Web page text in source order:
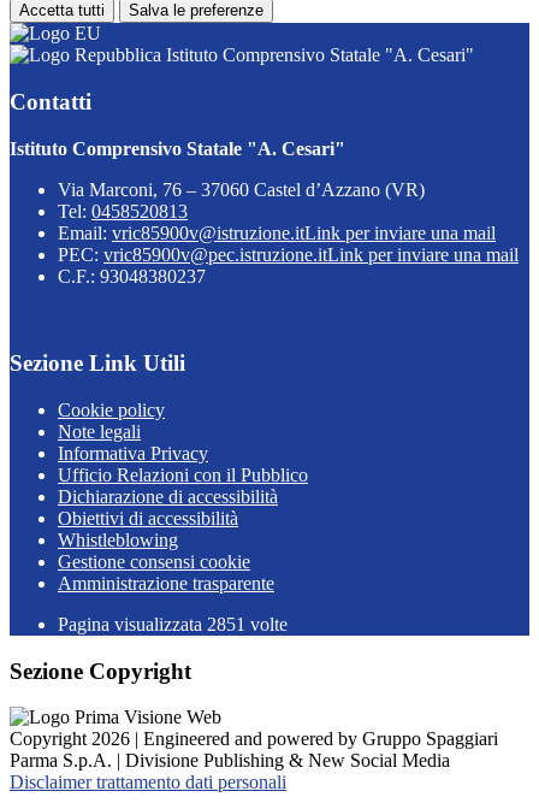
Accetta tutti Salva le preferenze
Istituto Comprensivo Statale "A. Cesari"
Contatti
Istituto Comprensivo Statale "A. Cesari"
Via Marconi, 76 – 37060 Castel d’Azzano (VR)
Tel: 0458520813
Email: vric85900v@istruzione.itLink per inviare una mail
PEC: vric85900v@pec.istruzione.itLink per inviare una mail
C.F.: 93048380237
Sezione Link Utili
Cookie policy
Note legali
Informativa Privacy
Ufficio Relazioni con il Pubblico
Dichiarazione di accessibilità
Obiettivi di accessibilità
Whistleblowing
Gestione consensi cookie
Amministrazione trasparente
Pagina visualizzata 2851 volte
Sezione Copyright
Copyright 2026 | Engineered and powered by Gruppo Spaggiari
Parma S.p.A. | Divisione Publishing & New Social Media
Disclaimer trattamento dati personali